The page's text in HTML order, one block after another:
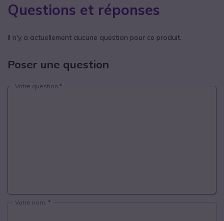
Questions et réponses
Il n'y a actuellement aucune question pour ce produit.
Poser une question
Votre question
Votre nom: